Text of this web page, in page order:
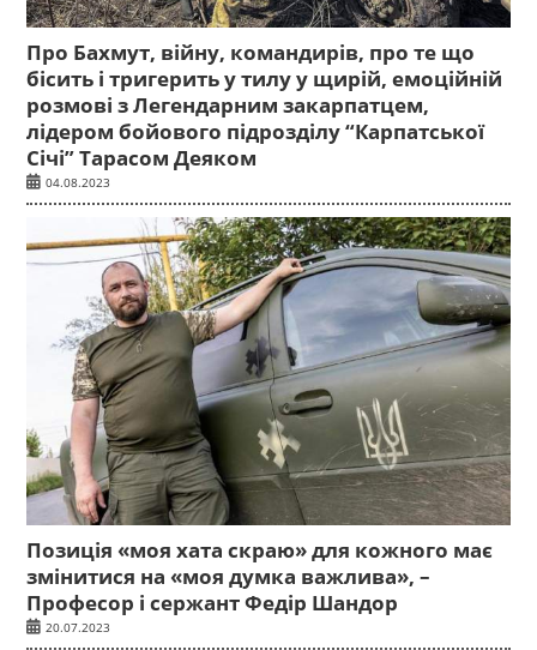
Про Бахмут, війну, командирів, про те що
бісить і тригерить у тилу у щирій, емоційній
розмові з Легендарним закарпатцем,
лідером бойового підрозділу “Карпатської
Січі” Тарасом Деяком
04.08.2023
Позиція «моя хата скраю» для кожного має
змінитися на «моя думка важлива», –
Професор і сержант Федір Шандор
20.07.2023